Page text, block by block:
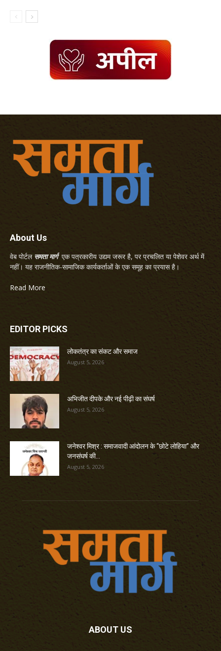
About Us
वेब पोर्टल समता मार्गएक पत्रकारीय उद्यम जरूर है, पर प्रचलित या पेशेवर अर्थ में
नहीं। यह राजनीतिक-सामाजिक कार्यकर्ताओं के एक समूह का प्रयास है।
Read More
EDITOR PICKS
लोकतंत्र का संकट और समाज
August 5, 2026
अभिजीत दीपके और नई पीढ़ी का संघर्ष
August 5, 2026
जनेश्वर मिश्र : समाजवादी आंदोलन के “छोटे लोहिया” और
जनसंघर्ष की...
August 5, 2026
ABOUT US